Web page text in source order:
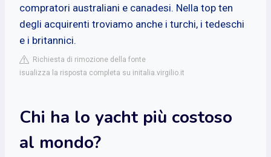
compratori australiani e canadesi. Nella top ten
degli acquirenti troviamo anche i turchi, i tedeschi
e i britannici.
Richiesta di rimozione della fonte
isualizza la risposta completa su initalia.virgilio.it
Chi ha lo yacht più costoso
al mondo?